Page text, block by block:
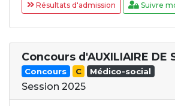
Résultats d'admission Suivre
Concours d'AUXILIAIRE
Concours C Médico-social
Session 2025